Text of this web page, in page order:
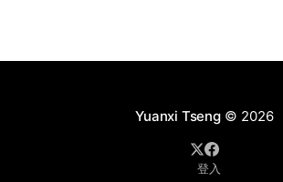
Yuanxi Tseng© 2026
登入